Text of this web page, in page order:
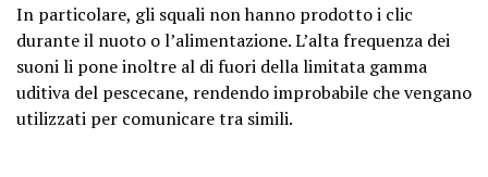
In particolare, gli squali non hanno prodotto i clic
durante il nuoto o l’alimentazione. L’alta frequenza dei
suoni li pone inoltre al di fuori della limitata gamma
uditiva del pescecane, rendendo improbabile che vengano
utilizzati per comunicare tra simili.